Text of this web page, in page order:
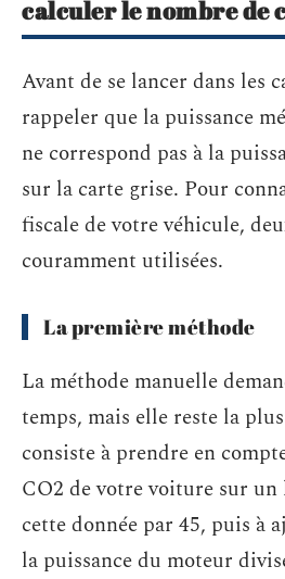
calculer le nombre de
Avant de se lancer dans les
rappeler que la puissance
ne correspond pas à la
sur la carte grise. Pour
fiscale de votre véhicule,
couramment utilisées.
La première méthode
La méthode manuelle
temps, mais elle reste la
consiste à prendre en
CO2 de votre voiture sur
cette donnée par 45, puis à
la puissance du moteur